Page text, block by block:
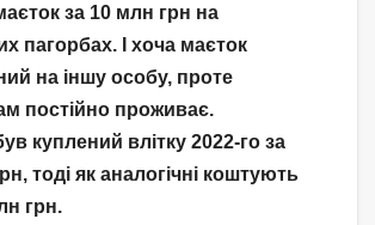
за 10 млн грн на
пагорбах. І хоча маєток
на іншу особу, проте
постійно проживає.
куплений влітку 2022-го за
тоді як аналогічні коштують
грн.